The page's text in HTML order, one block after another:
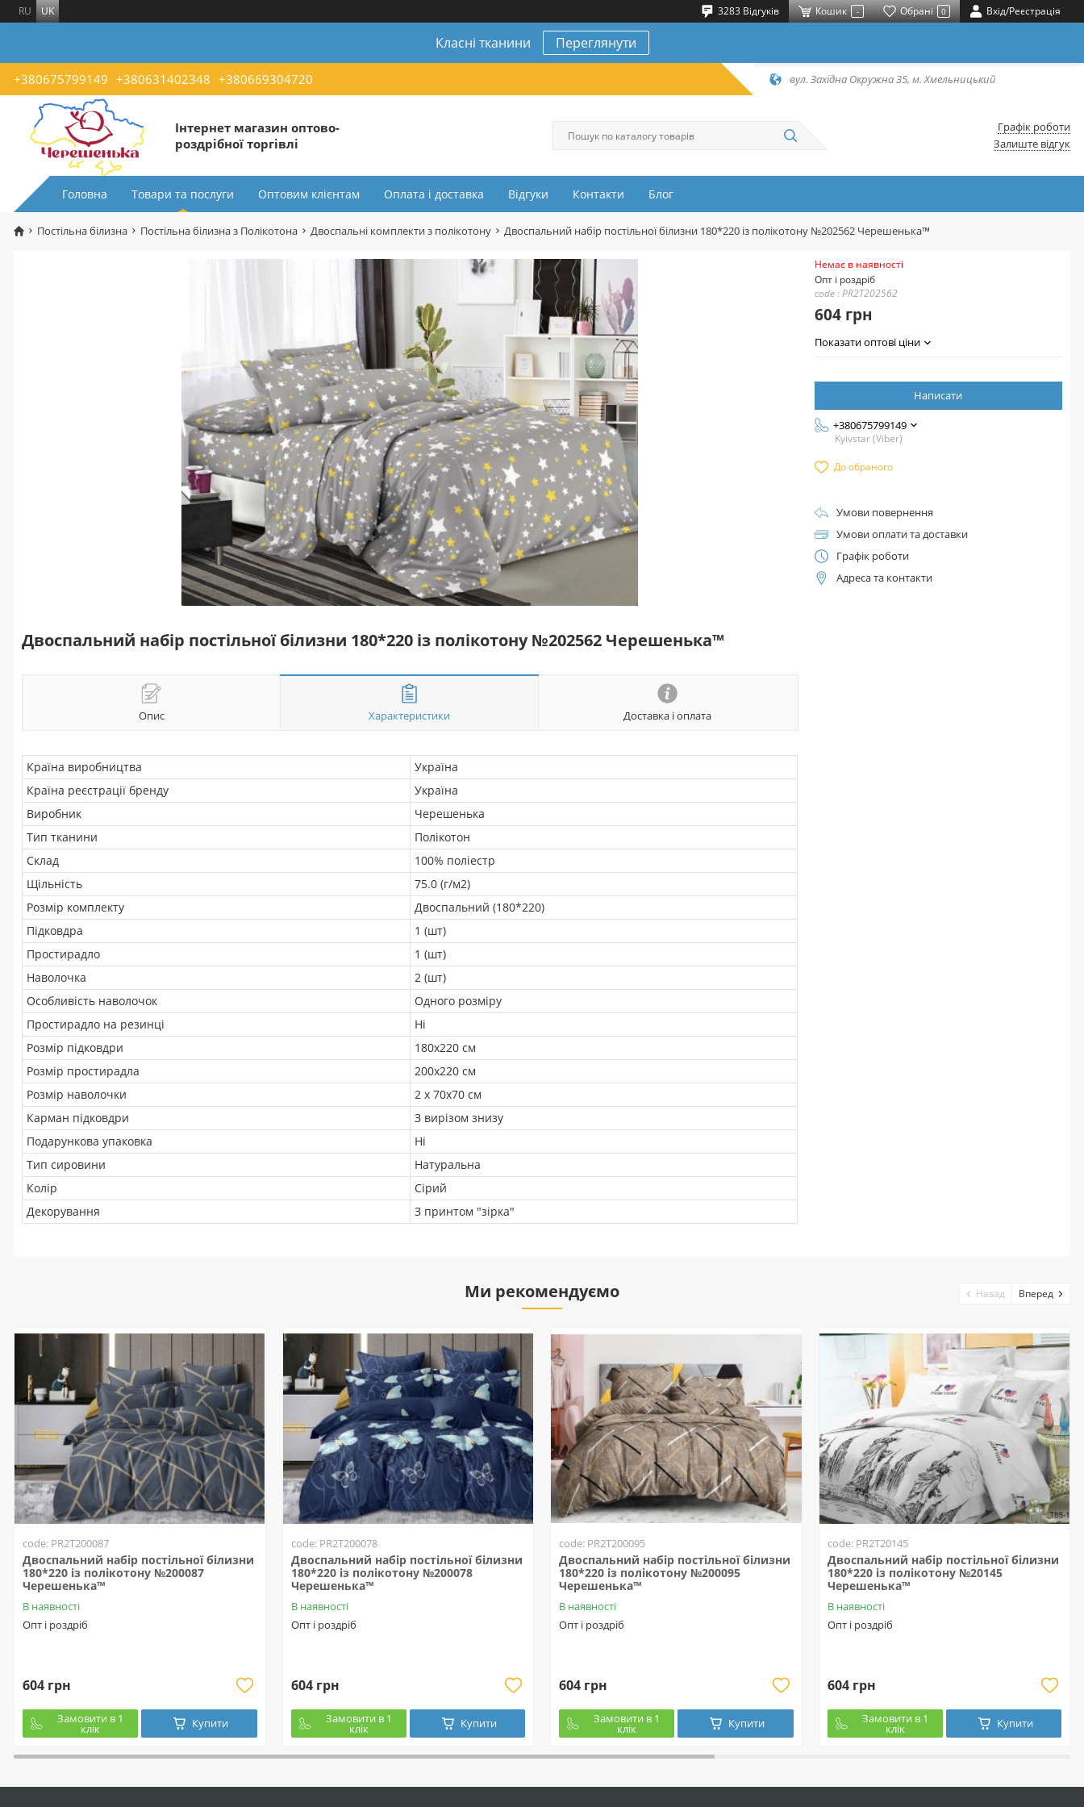
RU UK 3283 Відгуків Кошик - Обрані 0 Вхід/Реєстрація
Класні тканини Переглянути
+380675799149 +380631402348 +380669304720 вул. Західна Окружна 35, м. Хмельницький
Інтернет магазин оптово-
роздрібної торгівлі
Графік роботи
Залиште відгук
Головна Товари та послуги Оптовим клієнтам Оплата і доставка Відгуки Контакти Блог
Постільна білизна Постільна білизна з Полікотона Двоспальні комплекти з полікотону Двоспальний набір постільної білизни 180*220 із полікотону №202562 Черешенька™
Двоспальний набір постільної білизни 180*220 із полікотону №202562 Черешенька™
Опис Характеристики Доставка і оплата
Країна виробництва
Україна
Країна реєстрації бренду
Україна
Виробник
Черешенька
Тип тканини
Полікотон
Склад
100% поліестр
Щільність
75.0 (г/м2)
Розмір комплекту
Двоспальний (180*220)
Підковдра
1 (шт)
Простирадло
1 (шт)
Наволочка
2 (шт)
Особливість наволочок
Одного розміру
Простирадло на резинці
Ні
Розмір підковдри
180х220 см
Розмір простирадла
200х220 см
Розмір наволочки
2 х 70х70 см
Карман підковдри
З вирізом знизу
Подарункова упаковка
Ні
Тип сировини
Натуральна
Колір
Сірий
Декорування
З принтом "зірка"
Немає в наявності
Опт і роздріб
code : PR2T202562
604 грн
Показати оптові ціни
Написати
+380675799149
Kyivstar (Viber)
До обраного
Умови повернення
Умови оплати та доставки
Графік роботи
Адреса та контакти
Ми рекомендуємо
code: PR2T200087
Двоспальний набір постільної білизни
180*220 із полікотону №200087
Черешенька™
В наявності
Опт і роздріб
604 грн
Замовити в 1
клік Купити
code: PR2T200078
Двоспальний набір постільної білизни
180*220 із полікотону №200078
Черешенька™
В наявності
Опт і роздріб
604 грн
Замовити в 1
клік Купити
code: PR2T200095
Двоспальний набір постільної білизни
180*220 із полікотону №200095
Черешенька™
В наявності
Опт і роздріб
604 грн
Замовити в 1
клік Купити
code: PR2T20145
Двоспальний набір постільної білизни
180*220 із полікотону №20145
Черешенька™
В наявності
Опт і роздріб
604 грн
Замовити в 1
клік Купити
Назад Вперед